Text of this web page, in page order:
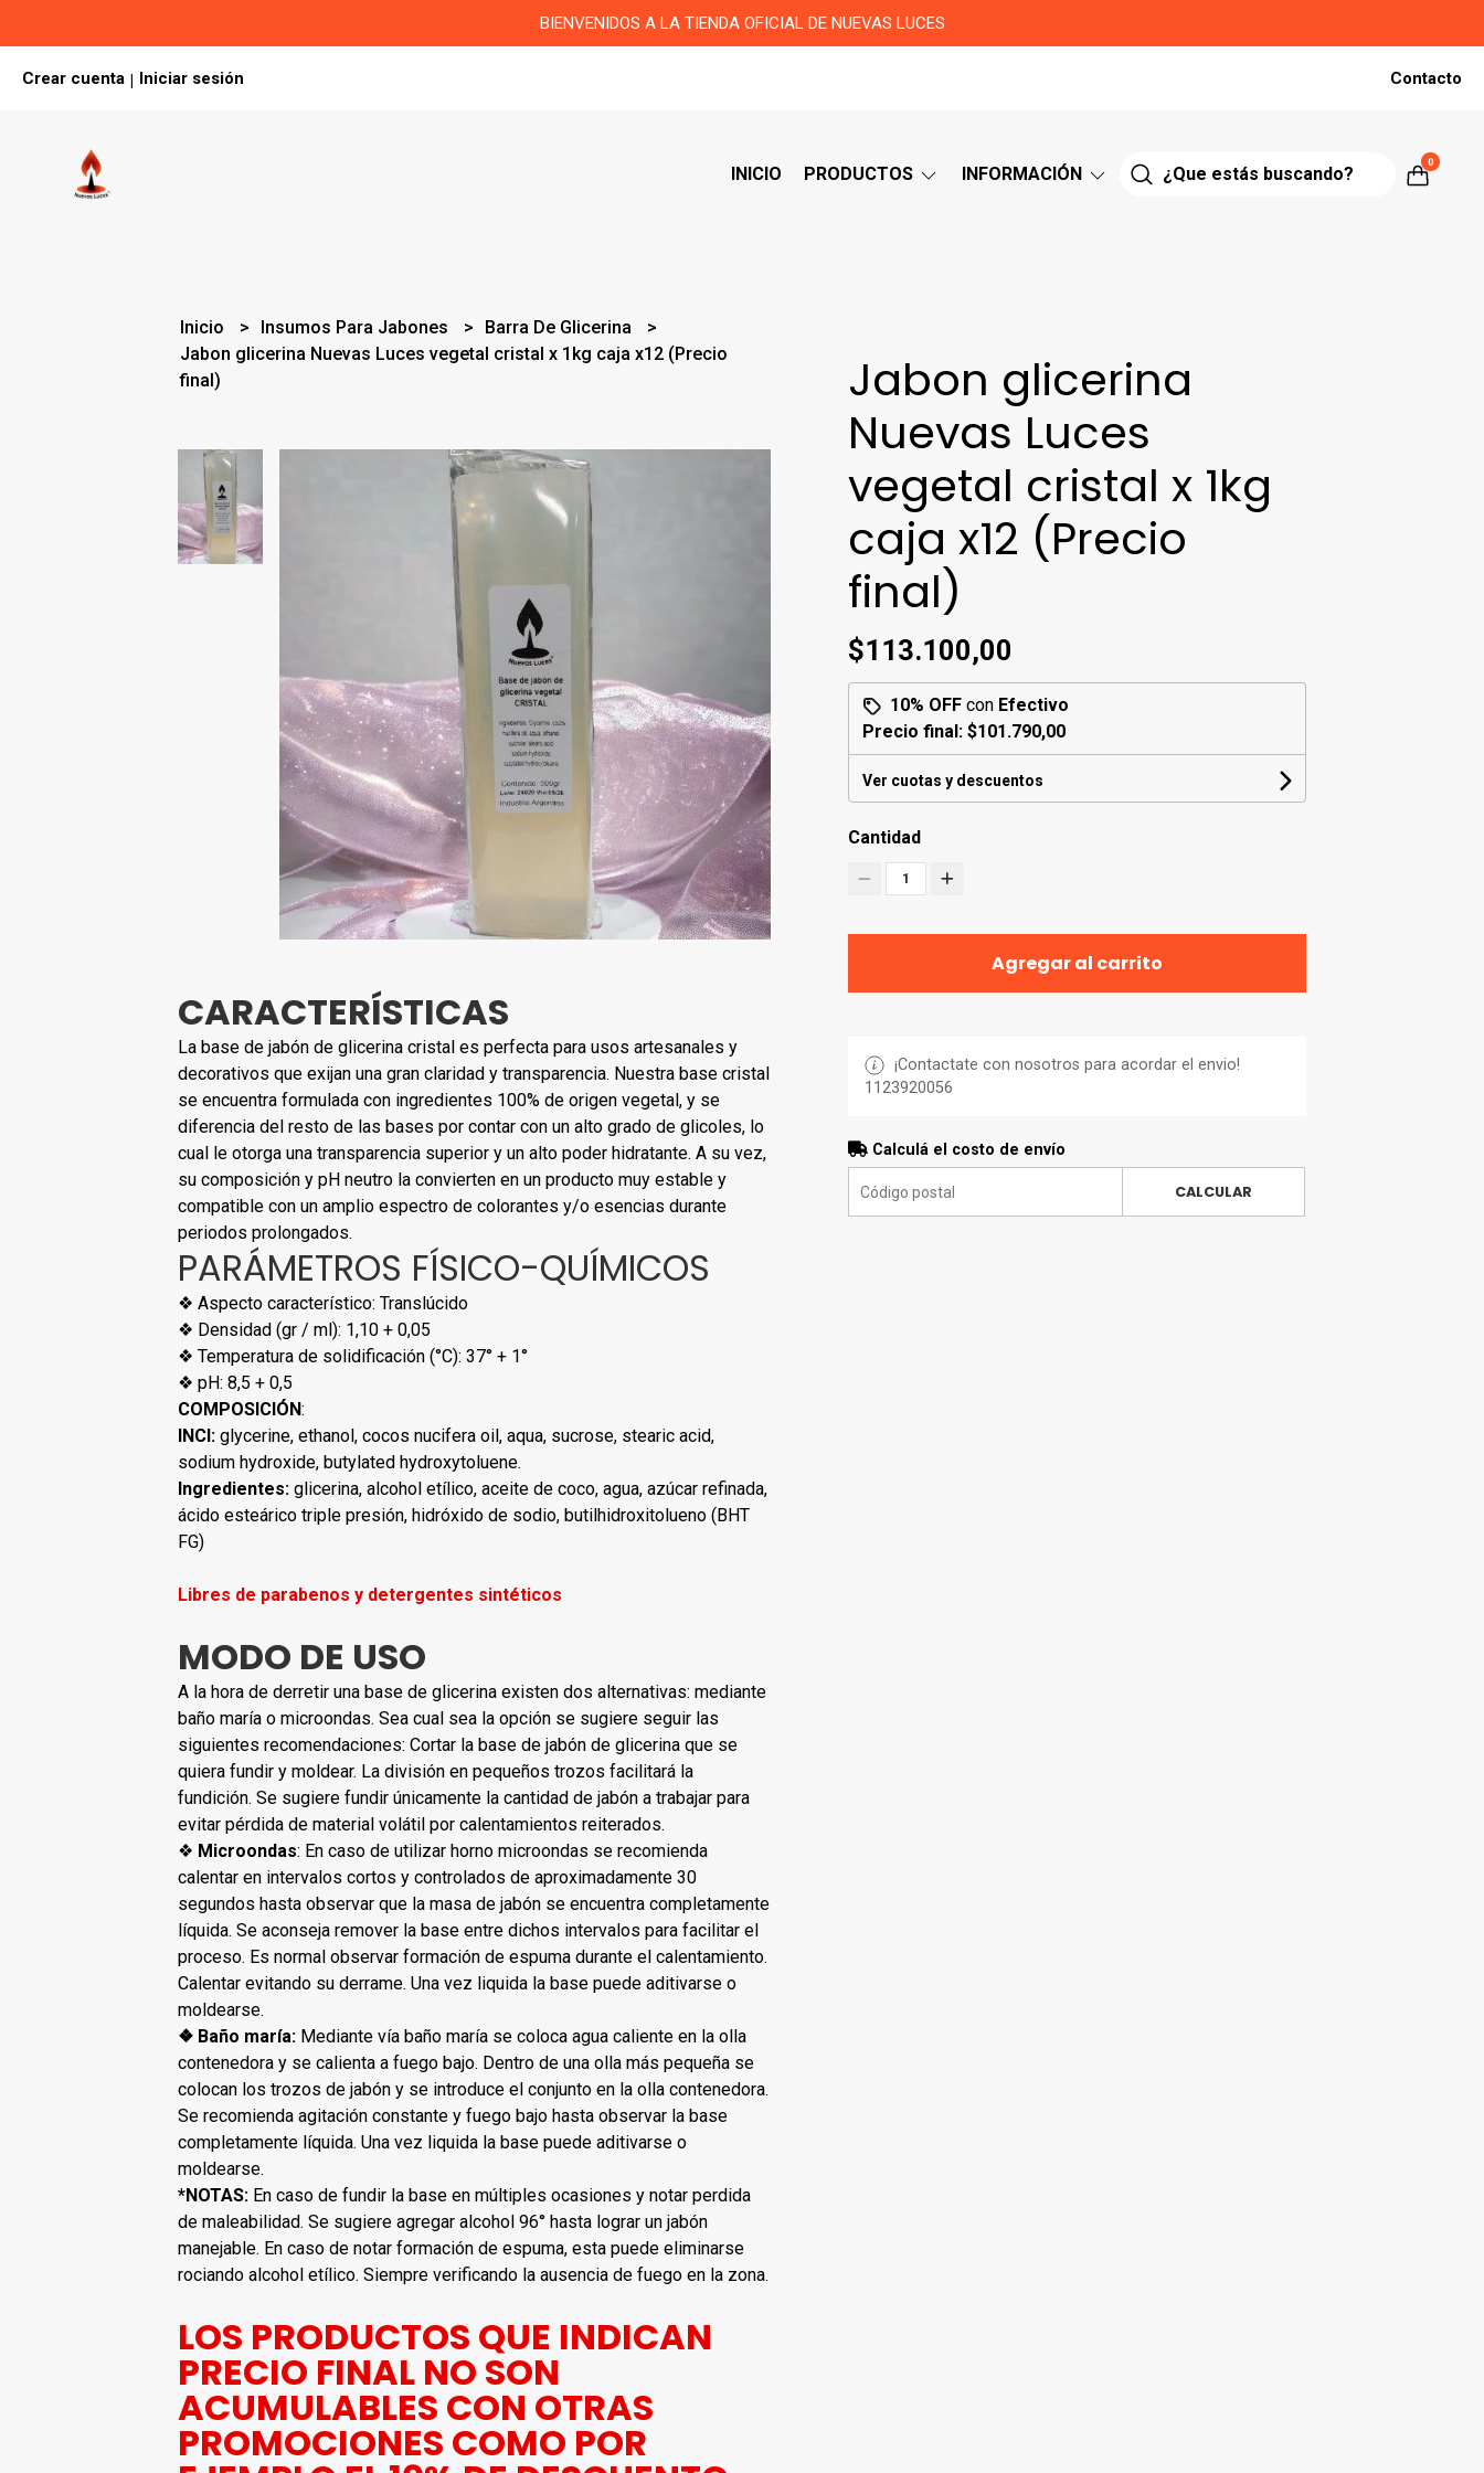
BIENVENIDOS A LA TIENDA OFICIAL DE NUEVAS LUCES
Crear cuenta | Iniciar sesión Contacto
INICIO PRODUCTOS INFORMACIÓN
0
Inicio Insumos Para Jabones
Barra De Glicerina
Jabon glicerina Nuevas Luces vegetal cristal x 1kg caja x12 (Precio
final)
CARACTERÍSTICAS
La base de jabón de glicerina cristal es perfecta para usos artesanales y
decorativos que exijan una gran claridad y transparencia. Nuestra base cristal
se encuentra formulada con ingredientes 100% de origen vegetal, y se
diferencia del resto de las bases por contar con un alto grado de glicoles, lo
cual le otorga una transparencia superior y un alto poder hidratante. A su vez,
su composición y pH neutro la convierten en un producto muy estable y
compatible con un amplio espectro de colorantes y/o esencias durante
periodos prolongados.
PARÁMETROS FÍSICO-QUÍMICOS
❖ Aspecto característico: Translúcido
❖ Densidad (gr / ml): 1,10 + 0,05
❖ Temperatura de solidificación (°C): 37° + 1°
❖ pH: 8,5 + 0,5
COMPOSICIÓN:
INCI:glycerine, ethanol, cocos nucifera oil, aqua, sucrose, stearic acid,
sodium hydroxide, butylated hydroxytoluene.
Ingredientes: glicerina, alcohol etílico, aceite de coco, agua, azúcar refinada,
ácido esteárico triple presión, hidróxido de sodio, butilhidroxitolueno (BHT
FG)
Libres de parabenos y detergentes sintéticos
MODO DE USO
A la hora de derretir una base de glicerina existen dos alternativas: mediante
baño maría o microondas. Sea cual sea la opción se sugiere seguir las
siguientes recomendaciones: Cortar la base de jabón de glicerina que se
quiera fundir y moldear. La división en pequeños trozos facilitará la
fundición. Se sugiere fundir únicamente la cantidad de jabón a trabajar para
evitar pérdida de material volátil por calentamientos reiterados.
❖ Microondas: En caso de utilizar horno microondas se recomienda
calentar en intervalos cortos y controlados de aproximadamente 30
segundos hasta observar que la masa de jabón se encuentra completamente
líquida. Se aconseja remover la base entre dichos intervalos para facilitar el
proceso. Es normal observar formación de espuma durante el calentamiento.
Calentar evitando su derrame. Una vez liquida la base puede aditivarse o
moldearse.
❖ Baño maría: Mediante vía baño maría se coloca agua caliente en la olla
contenedora y se calienta a fuego bajo. Dentro de una olla más pequeña se
colocan los trozos de jabón y se introduce el conjunto en la olla contenedora.
Se recomienda agitación constante y fuego bajo hasta observar la base
completamente líquida. Una vez liquida la base puede aditivarse o
moldearse.
*NOTAS: En caso de fundir la base en múltiples ocasiones y notar perdida
de maleabilidad. Se sugiere agregar alcohol 96° hasta lograr un jabón
manejable. En caso de notar formación de espuma, esta puede eliminarse
rociando alcohol etílico. Siempre verificando la ausencia de fuego en la zona.
LOS PRODUCTOS QUE INDICAN
PRECIO FINAL NO SON
ACUMULABLES CON OTRAS
PROMOCIONES COMO POR
Jabon glicerina
Nuevas Luces
vegetal cristal x 1kg
caja x12 (Precio
final)
$113.100,00
10% OFFcon Efectivo
Precio final: $101.790,00
Ver cuotas y descuentos
Cantidad
1
Agregar al carrito
¡Contactate con nosotros para acordar el envio!
1123920056
Calculá el costo de envío
CALCULAR